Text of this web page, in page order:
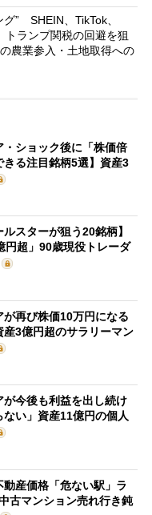
” SHEIN、TikTok、
ランプ関税の回避を狙
農業参入・土地取得への
・ショック後に「株価倍
きる注目銘柄5選】資産3
ルスターが狙う20銘柄】
円超」90歳現役トレーダ
が再び株価10万円になる
産3億円超のサラリーマン
が今後も利益を出し続け
ない」資産11億円の個人
動産価格「危ない駅」ラ
古マンション売れ行き鈍